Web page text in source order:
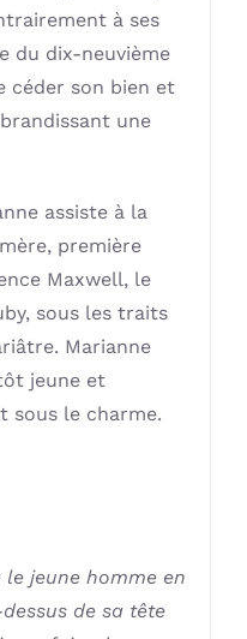
à ses
du dix-neuvième
céder son bien et
une
assiste à la
première
Maxwell, le
sous les traits
Marianne
jeune et
sous le charme.
jeune homme en
de sa tête